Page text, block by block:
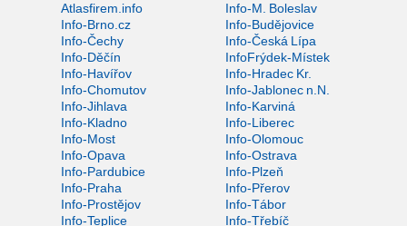
Atlasfirem.info
Info-M. Boleslav
Info-Brno.cz
Info-Budějovice
Info-Čechy
Info-Česká Lípa
Info-Děčín
InfoFrýdek-Místek
Info-Havířov
Info-Hradec Kr.
Info-Chomutov
Info-Jablonec n.N.
Info-Jihlava
Info-Karviná
Info-Kladno
Info-Liberec
Info-Most
Info-Olomouc
Info-Opava
Info-Ostrava
Info-Pardubice
Info-Plzeň
Info-Praha
Info-Přerov
Info-Prostějov
Info-Tábor
Info-Teplice
Info-Třebíč